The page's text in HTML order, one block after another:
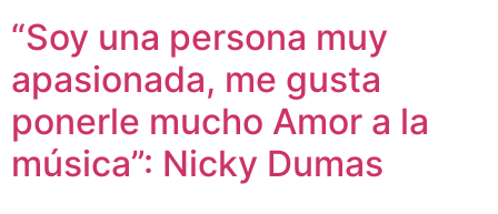
“Soy una persona muy
apasionada, me gusta
ponerle mucho Amor a la
música”: Nicky Dumas